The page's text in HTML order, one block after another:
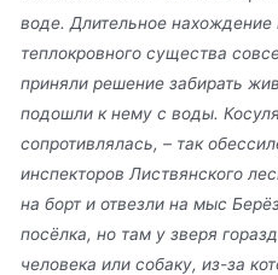
воде. Длительное нахождение
теплокровного существа
приняли решение забирать
подошли к нему с воды.
сопротивлялась, – так
инспекторов Листвянского
на борт и отвезли на мыс
посёлка, но там у зверя
человека или собаку, из-за